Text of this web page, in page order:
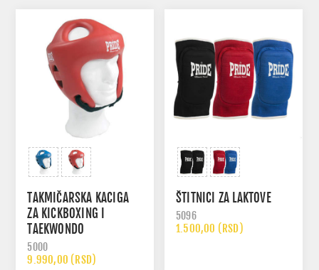
TAKMIČARSKA KACIGA
ZA KICKBOXING I
TAEKWONDO
5000
9.990,00 (RSD)
ŠTITNICI ZA LAKTOVE
5096
1.500,00 (RSD)